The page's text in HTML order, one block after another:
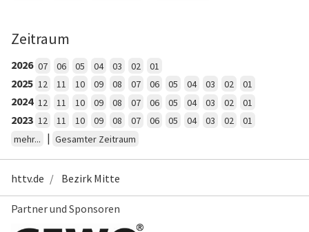
Zeitraum
2026 07 06 05 04 03 02 01
2025 12 11 10 09 08 07 06 05 04 03 02 01
2024 12 11 10 09 08 07 06 05 04 03 02 01
2023 12 11 10 09 08 07 06 05 04 03 02
01
mehr...
| Gesamter Zeitraum
httv.de Bezirk Mitte
Partner und Sponsoren